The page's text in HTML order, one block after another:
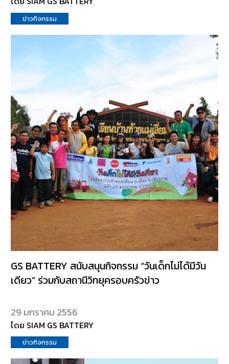
ข่าวกิจกรรม
GS BATTERY สนับสนุนกิจกรรม “วันเด็กไม่ได้มีวัน
เดียว” ร่วมกับสถานีวิทยุครอบครัวข่าว
29 มกราคม 2556
โดย SIAM GS BATTERY
ข่าวกิจกรรม